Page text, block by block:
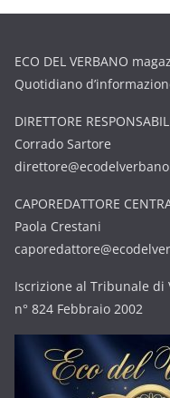
ECO DEL VERBANO
Quotidiano
DIRETTORE
Corrado Sartore
CAPOREDATTORE
Paola Crestani
Iscrizione al Tribunale di
n° 824 Febbraio 2002